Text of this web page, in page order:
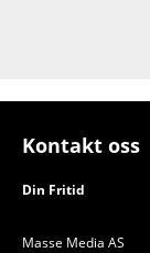
Kontakt oss
Din Fritid
Masse Media AS